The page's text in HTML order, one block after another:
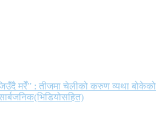
मरेँ” : तीजमा चेलीको करुण व्यथा बोकेको